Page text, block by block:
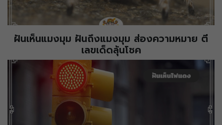
ฝันเห็นแมงมุม ฝันถึงแมงมุม ส่องความหมาย ตี
เลขเด็ดลุ้นโชค